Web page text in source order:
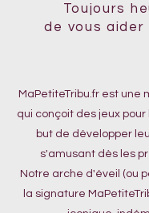
Toujours
de vous aider
MaPetiteTribu.fr est une
qui conçoit des jeux
but de développer
s'amusant dès les
Notre arche d'éveil (ou
la signature